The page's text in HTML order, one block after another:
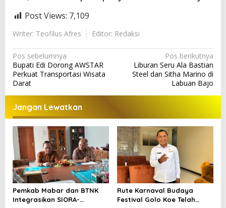
Post Views: 7,109
Writer: Teofilus Afres Editor: Redaksi
N
a
v
i
g
a
s
i
p
o
s
Pos sebelumnya
Bupati Edi Dorong AWSTAR
Perkuat Transportasi Wisata
Darat
Pos berikutnya
Liburan Seru Ala Bastian
Steel dan Sitha Marino di
Labuan Bajo
Jangan Lewatkan
Pemkab Mabar dan BTNK
Integrasikan SIORA-
Rute Karnaval Budaya
Festival Golo Koe Telah